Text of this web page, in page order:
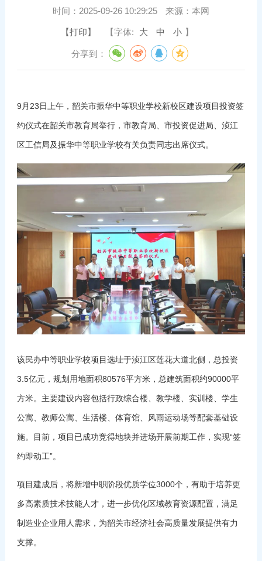
时间： 2025-09-26 10:29:25 来源： 本网
【打印】 【字体: 大 中 小 】
分享到：
9月23日上午，韶关市振华中等职业学校新校区建设项目投资签
约仪式在韶关市教育局举行，市教育局、 市投资促进局、 浈江
区工信局及振华中等职业学校有关负责同志出席仪式。
该民办中等职业学校项目选址于浈江区莲花大道北侧，总投资
3.5亿元，规划用地面积80576平方米，总建筑面积约90000平
方米。主要建设内容包括行政综合楼、教学楼、实训楼、学生
公寓、教师公寓、生活楼、体育馆、风雨运动场等配套基础设
施。目前，项目已成功竞得地块并进场开展前期工作，实现“签
约即动工”。
项目建成后，将新增中职阶段优质学位3000个，有助于培养更
多高素质技术技能人才，进一步优化区域教育资源配置，满足
制造业企业用人需求，为韶关市经济社会高质量发展提供有力
支撑。